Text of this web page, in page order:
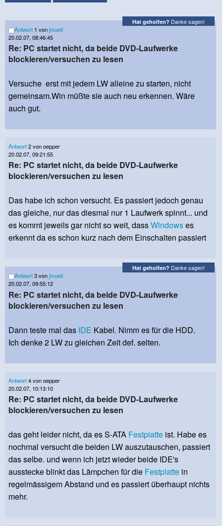
Hat geholfen? Danke sagen!
Antwort 1 vonjmueti
20.02.07, 08:46:45
Re: PC startet nicht, da beide DVD-Laufwerke
blockieren/versuchen zu lesen
Versuche erst mit jedem LW alleine zu starten, nicht
gemeinsam.Win müßte sie auch neu erkennen. Wäre
auch gut.
Antwort2 von oepper
20.02.07, 09:21:55
Re: PC startet nicht, da beide DVD-Laufwerke
blockieren/versuchen zu lesen
Das habe ich schon versucht. Es passiert jedoch genau
das gleiche, nur das diesmal nur 1 Laufwerk spinnt... und
es kommt jeweils gar nicht so weit, dassWindowses
erkennt da es schon kurz nach dem Einschalten passiert
Hat geholfen? Danke sagen!
Antwort3 vonjmueti
20.02.07, 09:55:12
Re: PC startet nicht, da beide DVD-Laufwerke
blockieren/versuchen zu lesen
Dann teste mal das IDE Kabel. Nimm es für die HDD.
Ich denke 2 LW zu gleichen Zeit def. selten.
Antwort4 von oepper
20.02.07, 10:13:10
Re: PC startet nicht, da beide DVD-Laufwerke
blockieren/versuchen zu lesen
das geht leider nicht, da es S-ATA Festplatte ist. Habe es
nochmal versucht die beiden LW auszutauschen, passiert
das selbe. und wenn ich jetzt wieder beide IDE's
ausstecke blinkt das Lämpchen für die Festplatte in
regelmässigem Abstand und es passiert überhaupt nichts
mehr.